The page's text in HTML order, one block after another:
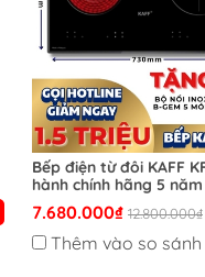
Bếp điện từ đôi KAFF
hành chính hãng 5 năm
7.680.000₫ 12.800.000₫
Thêm vào so sánh